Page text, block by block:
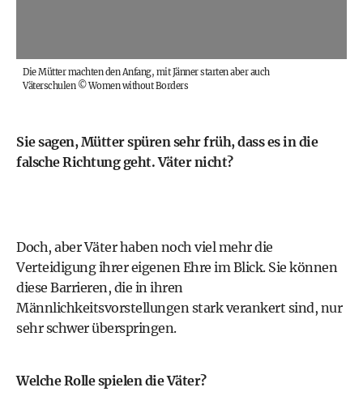
Die Mütter machten den Anfang, mit Jänner starten aber auch
Väterschulen©Women without Borders
Sie sagen, Mütter spüren sehr früh, dass es in die
falsche Richtung geht. Väter nicht?
Doch, aber Väter haben noch viel mehr die
Verteidigung ihrer eigenen Ehre im Blick. Sie können
diese Barrieren, die in ihren
Männlichkeitsvorstellungen stark verankert sind, nur
sehr schwer überspringen.
Welche Rolle spielen die Väter?